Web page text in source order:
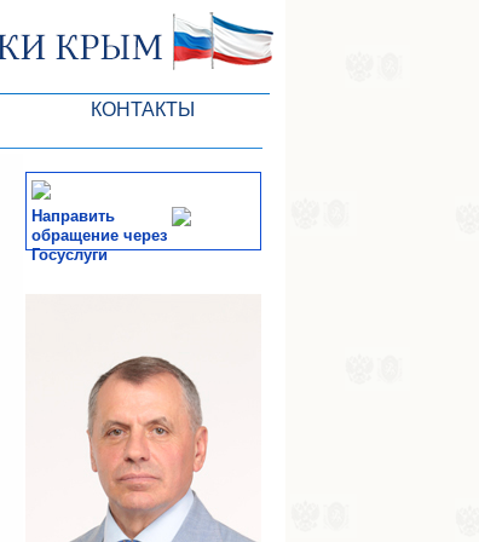
КОНТАКТЫ
Направить
обращение через
Госуслуги